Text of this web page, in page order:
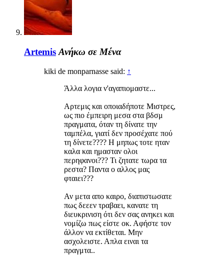
Artemis Ανήκω σε Μένα
kiki de monparnasse said: ↑
Άλλα λογια ν'αγαπιομαστε...
Αρτεμις και οποιαδήποτε Μιστρες,
ως πιο έμπειρη μεσα στα βδσμ
πραγματα, όταν τη δίνατε την
ταμπέλα, γιατί δεν προσέχατε πού
τη δίνετε???? Η μηπως τοτε ηταν
καλα και ημασταν ολοι
περηφανοι??? Τι ζητατε τωρα τα
ρεστα? Παντα ο αλλος μας
φταιει???
Αν μετα απο καιρο, διαπιστωσατε
πως δεεεν τραβαει, κανατε τη
διευκρινιση ότι δεν σας ανηκει και
νομίζω πως είστε οκ. Αφήστε τον
άλλον να εκτίθεται. Μην
ασχολειστε. Απλα ειναι τα
πραγμτα..